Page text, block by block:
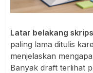
Latar belakang
paling lama ditulis
menjelaskan
Banyak draft terlihat